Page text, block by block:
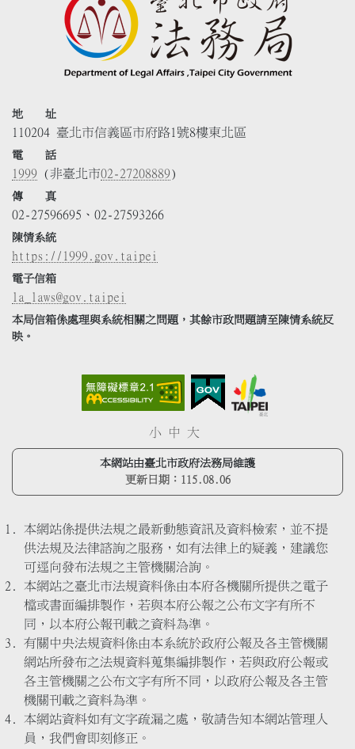
地 址
110204 臺北市信義區市府路1號8樓東北區
電 話
1999 (非臺北市02-27208889)
傳 真
02-27596695、02-27593266
陳情系統
https://1999.gov.taipei
電子信箱
la_laws@gov.taipei
本局信箱係處理與系統相關之問題，其餘市政問題請至陳情系統反
映。
小 中 大
本網站由臺北市政府法務局維護
更新日期： 115.08.06
本網站係提供法規之最新動態資訊及資料檢索，並不提
供法規及法律諮詢之服務，如有法律上的疑義，建議您
可逕向發布法規之主管機關洽詢。
本網站之臺北市法規資料係由本府各機關所提供之電子
檔或書面編排製作，若與本府公報之公布文字有所不
同，以本府公報刊載之資料為準。
有關中央法規資料係由本系統於政府公報及各主管機關
網站所發布之法規資料蒐集編排製作，若與政府公報或
各主管機關之公布文字有所不同，以政府公報及各主管
機關刊載之資料為準。
本網站資料如有文字疏漏之處，敬請告知本網站管理人
員，我們會即刻修正。